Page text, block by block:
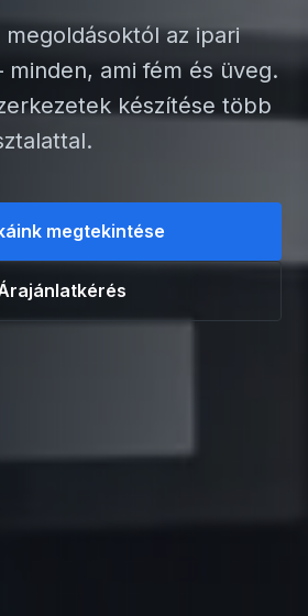
az ipari
minden, ami fém és üveg.
készítése több
megtekintése